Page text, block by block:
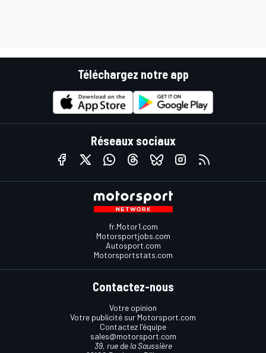
Téléchargez notre app
Réseaux sociaux
fr.Motor1.com
Motorsportjobs.com
Autosport.com
Motorsportstats.com
Contactez-nous
Votre opinion
Votre publicité sur Motorsport.com
Contactez l'équipe
sales@motorsport.com
39, rue de la Saussière